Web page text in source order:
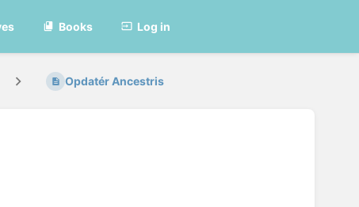
Books Log in
Opdatér Ancestris